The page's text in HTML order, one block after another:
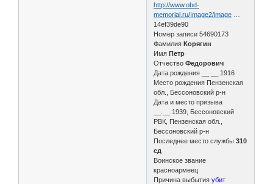
http://www.obd-
memorial.ru/Image2/image
14ef39de90
Номер записи 54690173
Фамилия Корягин
Имя Петр
ОтчествоФедорович
Дата рождения __.__.1916
Место рождения Пензенская
обл., Бессоновский р-н
Дата и место призыва
__.__.1939, Бессоновский
РВК, Пензенская обл.,
Бессоновский р-н
Последнее место службы310
сд
Воинское звание
красноармеец
Причина выбытияубит